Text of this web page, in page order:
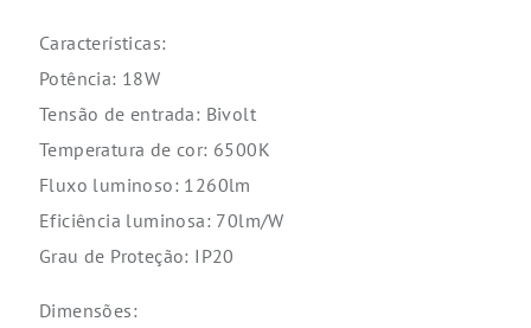
Características:
Potência: 18W
Tensão de entrada: Bivolt
Temperatura de cor: 6500K
Fluxo luminoso: 1260lm
Eficiência luminosa: 70lm/W
Grau de Proteção: IP20
Dimensões: